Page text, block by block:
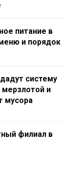
питание в
и порядок
систему
и
мусора
филиал в